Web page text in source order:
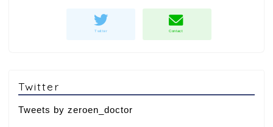
Twitter
Tweets by zeroen_doctor